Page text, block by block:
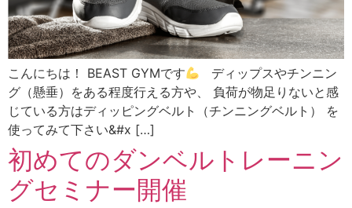
こんにちは！ BEAST GYMです
ディップスやチンニン
グ（懸垂）をある程度行える方や、 負荷が物足りないと感
じている方はディッピングベルト（チンニングベルト） を
使ってみて下さい&#x […]
初めてのダンベルトレーニン
グセミナー開催